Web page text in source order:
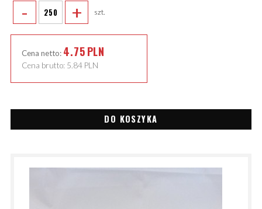
- + szt.
Cena netto: 4.75PLN
Cena brutto: 5.84 PLN
DO KOSZYKA